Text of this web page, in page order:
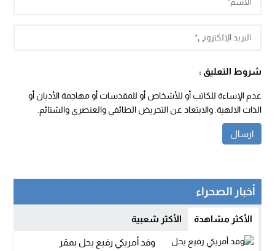
شروط التعليق :
عدم الإساءة للكاتب أو للأشخاص أو للمقدسات أو مهاجمة الأديان أو
الذات الالهية. والابتعاد عن التحريض الطائفي والعنصري والشتائم.
أخبار الصحراء
الأكثر مشاهدة الأكثر شعبية
وفد أمريكي رفيع يحل بمقر